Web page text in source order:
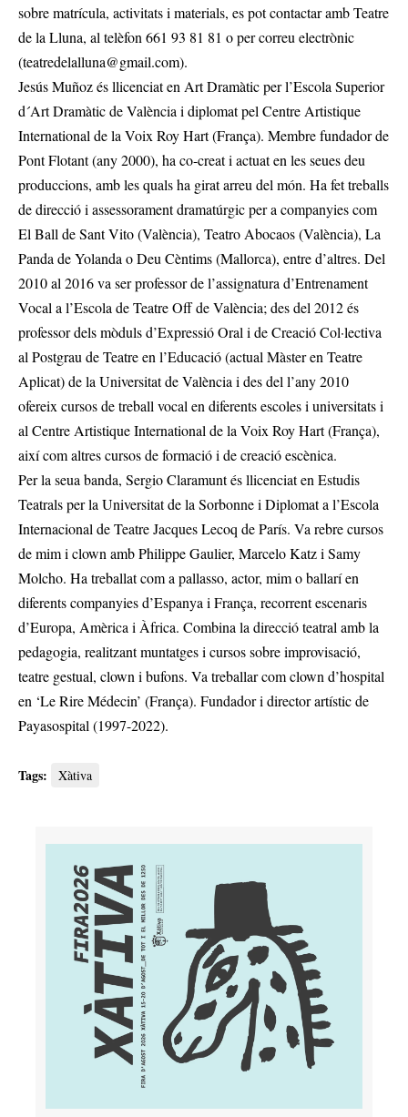
sobre matrícula, activitats i materials, es pot contactar amb Teatre
de la Lluna, al telèfon 661 93 81 81 o per correu electrònic
(teatredelalluna@gmail.com).
Jesús Muñoz és llicenciat en Art Dramàtic per l’Escola Superior
d´Art Dramàtic de València i diplomat pel Centre Artistique
International de la Voix Roy Hart (França). Membre fundador de
Pont Flotant (any 2000), ha co-creat i actuat en les seues deu
produccions, amb les quals ha girat arreu del món. Ha fet treballs
de direcció i assessorament dramatúrgic per a companyies com
El Ball de Sant Vito (València), Teatro Abocaos (València), La
Panda de Yolanda o Deu Cèntims (Mallorca), entre d’altres. Del
2010 al 2016 va ser professor de l’assignatura d’Entrenament
Vocal a l’Escola de Teatre Off de València; des del 2012 és
professor dels mòduls d’Expressió Oral i de Creació Col·lectiva
al Postgrau de Teatre en l’Educació (actual Màster en Teatre
Aplicat) de la Universitat de València i des del l’any 2010
ofereix cursos de treball vocal en diferents escoles i universitats i
al Centre Artistique International de la Voix Roy Hart (França),
així com altres cursos de formació i de creació escènica.
Per la seua banda, Sergio Claramunt és llicenciat en Estudis
Teatrals per la Universitat de la Sorbonne i Diplomat a l’Escola
Internacional de Teatre Jacques Lecoq de París. Va rebre cursos
de mim i clown amb Philippe Gaulier, Marcelo Katz i Samy
Molcho. Ha treballat com a pallasso, actor, mim o ballarí en
diferents companyies d’Espanya i França, recorrent escenaris
d’Europa, Amèrica i Àfrica. Combina la direcció teatral amb la
pedagogia, realitzant muntatges i cursos sobre improvisació,
teatre gestual, clown i bufons. Va treballar com clown d’hospital
en ‘Le Rire Médecin’ (França). Fundador i director artístic de
Payasospital (1997-2022).
Tags: Xàtiva